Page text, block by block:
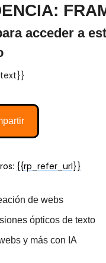
acceder a
{{rp_refer_url}}
de webs
ópticos de texto
y más con IA